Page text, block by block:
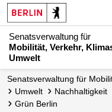
Senatsverwaltung für
Mobilität, Verkehr,
Umwelt
Senatsverwaltung für
Umwelt
Nachhaltigkeit
Grün Berlin